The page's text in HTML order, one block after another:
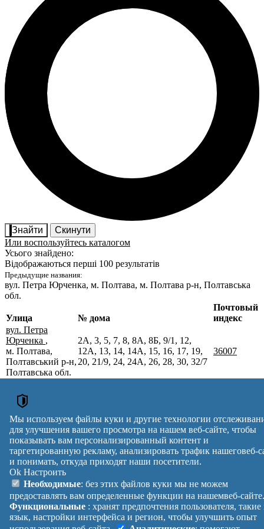
Знайти
Скинути
Или воспользуйтесь каталогом
Усього знайдено:
Відображаються перші 100 результатів
Предыдущие названия:
вул. Петра Юрченка, м. Полтава, м. Полтава р-н, Полтавська
обл.
Почтовые индексы Украины. Обновлено : 07-08-2026.
Улица № дома
Почтовый
индекс
вул. Петра
Юрченка ,
м. Полтава,
Полтавський р-н,
Полтавська обл.
2А, 3, 5, 7, 8, 8А, 8Б, 9/1, 12,
12А, 13, 14, 14А, 15, 16, 17, 19,
20, 21/9, 24, 24А, 26, 28, 30, 32/7
36007
Юрченка
м. Полтава,
Полтавський р-н,
Полтавська обл.
Вулиця № будинків
Індекс
reklama
Правила
Помощь
Платные
услуги
Политика
конфиденциальности
Манифест
О проекте
Обратная
связь
Украина
Вход|
Мы используем файлы куки и другие технологии
для улучшения вашего просмотра на нашем веб-сайте, чтобы
показывать вам персонализированный контент и
таргетированную рекламу, анализировать трафик нашеговеб-
и понимать, откуда приходят наши посетители.
Ok Настроить
Необходимые: без этих файлов куки мы не можем
предоставлять вам определенные функции на нашемвеб-
Функциональные : хранят предпочтения пользователя, такие
язык, настройки интерфейса и регион, чтобы улучшить опыт